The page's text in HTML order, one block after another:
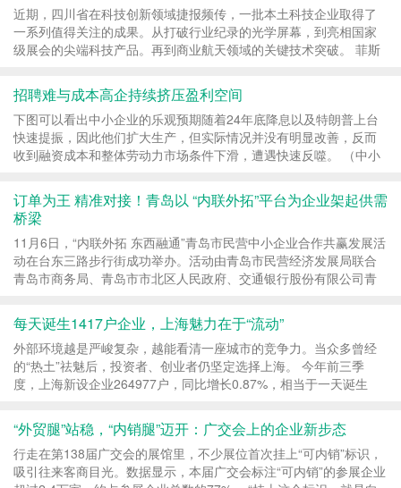
近期，四川省在科技创新领域捷报频传，一批本土科技企业取得了
一系列值得关注的成果。从打破行业纪录的光学屏幕，到亮相国家
级展会的尖端科技产品。再到商业航天领域的关键技术突破。 菲斯
招聘难与成本高企持续挤压盈利空间
下图可以看出中小企业的乐观预期随着24年底降息以及特朗普上台
快速提振，因此他们扩大生产，但实际情况并没有明显改善，反而
收到融资成本和整体劳动力市场条件下滑，遭遇快速反噬。 （中小
订单为王 精准对接！青岛以 “内联外拓”平台为企业架起供需
桥梁
11月6日，“内联外拓 东西融通”青岛市民营中小企业合作共赢发展活
动在台东三路步行街成功举办。活动由青岛市民营经济发展局联合
青岛市商务局、青岛市市北区人民政府、交通银行股份有限公司青
每天诞生1417户企业，上海魅力在于“流动”
外部环境越是严峻复杂，越能看清一座城市的竞争力。当众多曾经
的“热土”祛魅后，投资者、创业者仍坚定选择上海。 今年前三季
度，上海新设企业264977户，同比增长0.87%，相当于一天诞生
“外贸腿”站稳，“内销腿”迈开：广交会上的企业新步态
行走在第138届广交会的展馆里，不少展位首次挂上“可内销”标识，
吸引往来客商目光。数据显示，本届广交会标注“可内销”的参展企业